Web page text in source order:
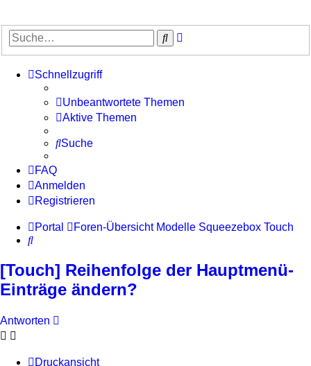
Suche
Schnellzugriff
Unbeantwortete Themen
Aktive Themen
Suche
FAQ
Anmelden
Registrieren
Portal Foren-Übersicht Modelle Squeezebox Touch
Suche
[Touch] Reihenfolge der Hauptmenü-
Einträge ändern?
Antworten
Druckansicht